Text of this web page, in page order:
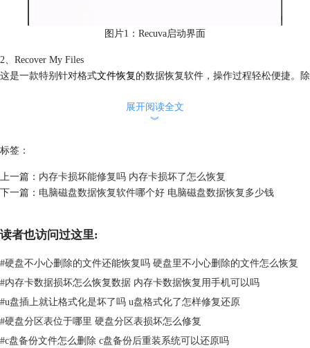
图片1：Recuva启动界面
2、Recover My Files
这是一款特别针对格式文件恢复的数据恢复软件，操作过程轻松便捷。除
图片2：Recover My Files启动界面
展开阅读全文
︾
标签：
上一篇： 内存卡损坏能修复吗 内存卡损坏了怎么恢复
下一篇： 电脑磁盘数据恢复软件哪个好 电脑磁盘数据恢复多少钱
读者也访问过这里:
#硬盘不小心删除的文件还能恢复吗 硬盘里不小心删除的文件怎么恢复
#内存卡数据损坏怎么恢复数据 内存卡数据恢复用手机可以吗
#u盘插上就让格式化是坏了吗 u盘格式化了怎样修复还原
#硬盘分区表位于哪里 硬盘分区表损坏怎么修复
#c盘备份文件怎么删除 c盘备份后重装系统可以还原吗